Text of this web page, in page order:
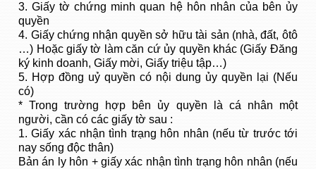
3. Giấy tờ chứng minh quan hệ hôn nhân của bên ủy
quyền
4. Giấy chứng nhận quyền sở hữu tài sản (nhà, đất, ôtô
…) Hoặc giấy tờ làm căn cứ ủy quyền khác (Giấy Đăng
ký kinh doanh, Giấy mời, Giấy triệu tập…)
5. Hợp đồng uỷ quyền có nội dung ủy quyền lại (Nếu
có)
* Trong trường hợp bên ủy quyền là cá nhân một
người, cần có các giấy tờ sau :
1. Giấy xác nhận tình trạng hôn nhân (nếu từ trước tới
nay sống độc thân)
Bản án ly hôn + giấy xác nhận tình trạng hôn nhân (nếu